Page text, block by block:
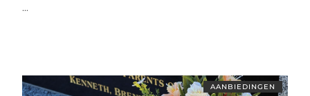
...
AANBIEDINGEN